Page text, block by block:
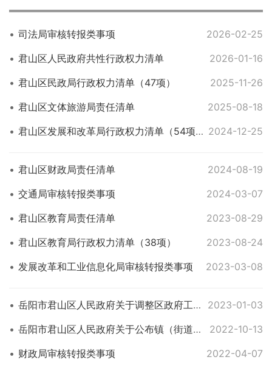
司法局审核转报类事项
2026-02-25
君山区人民政府共性行政权力清单
2026-01-16
君山区民政局行政权力清单（47项）
2025-11-26
君山区文体旅游局责任清单
2025-08-18
君山区发展和改革局行政权力清单（54项） 2024-12-25
君山区财政局责任清单
2024-08-19
交通局审核转报类事项
2024-03-07
君山区教育局责任清单
2023-08-29
君山区教育局行政权力清单（38项）
2023-08-24
发展改革和工业信息化局审核转报类事项
2023-03-08
岳阳市君山区人民政府关于调整区政府工作部门权力清单的通知
2023-01-03
岳阳市君山区人民政府关于公布镇（街道）权力清单和责任清单的通知
2022-10-13
财政局审核转报类事项
2022-04-07